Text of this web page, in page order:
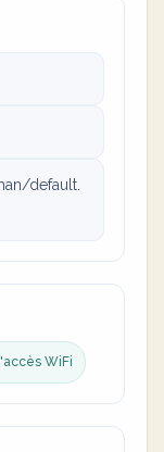
default.
WiFi